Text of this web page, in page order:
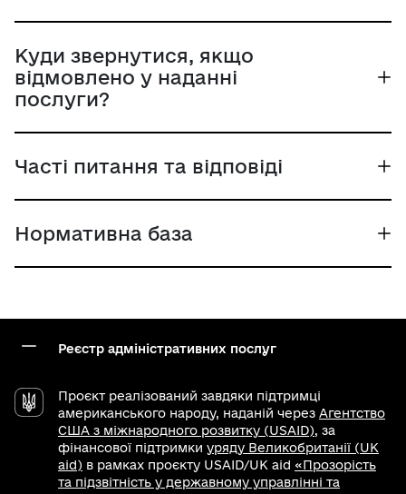
Куди звернутися, якщо
відмовлено у наданні
послуги?
Часті питання та відповіді
Нормативна база
Реєстр адміністративних послуг
Проєкт реалізований завдяки підтримці
американського народу, наданій через Агентство
США з міжнародного розвитку (USAID), за
фінансової підтримки уряду Великобританії (UK
aid) в рамках проєкту USAID/UK aid «Прозорість
та підзвітність у державному управлінні та